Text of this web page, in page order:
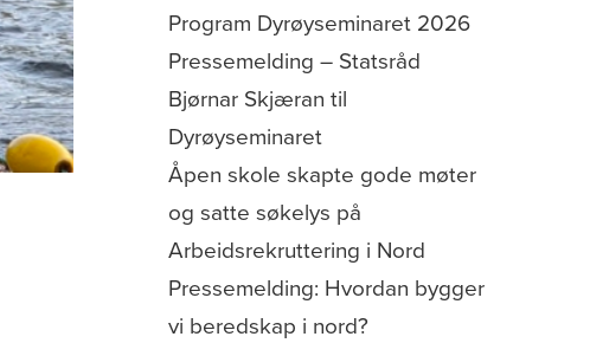
Program Dyrøyseminaret 2026
Pressemelding – Statsråd
Bjørnar Skjæran til
Dyrøyseminaret
Åpen skole skapte gode møter
og satte søkelys på
Arbeidsrekruttering i Nord
Pressemelding: Hvordan bygger
vi beredskap i nord?